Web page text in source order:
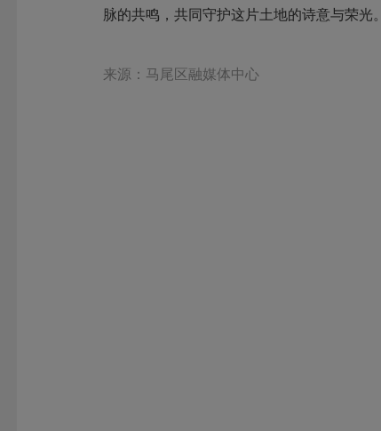
脉的共鸣，共同守护这片土地的诗意与荣光。
来源：马尾区融媒体中心